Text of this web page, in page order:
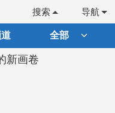
导航
搜索
全部
新画卷